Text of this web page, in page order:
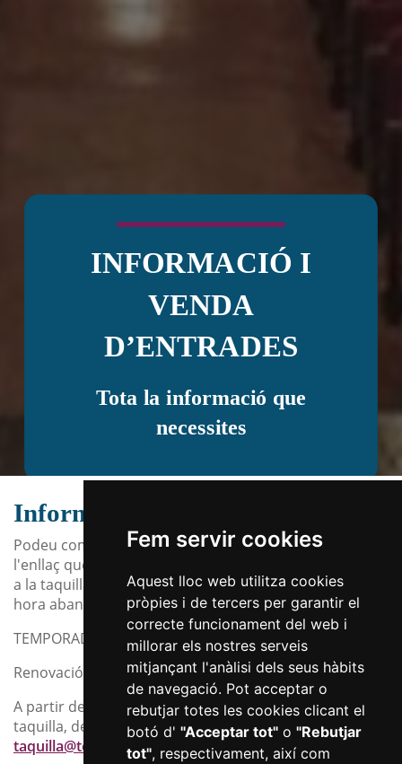
Fem servir cookies
Aquest lloc web utilitza cookies
pròpies i de tercers per garantir el
correcte funcionament del web i
millorar els nostres serveis
mitjançant l'anàlisi dels seus hàbits
de navegació. Pot acceptar o
rebutjar totes les cookies clicant el
botó d' "Acceptar tot"o "Rebutjar
tot", respectivament, així com
INFORMACIÓ I
VENDA
D’ENTRADES
Tota la informació que
necessites
Informació i venda d’entrades
Podeu comprar les entrades per internet a través de
l'enllaç que trobareu a la fitxa de cada espectacle o bé
a la taquilla de dimarts a divendres de 18h a 20h, i una
hora abans de l'inici de cada espectacle.
TEMPORADA TARDOR 2026
Renovació i nous abonaments:
A partir del 23 de juliol de 2026 en horari habitual de
taquilla, de 18h a 20h o mitjançant correu electrònic a
taquilla@teatrebartrina.cat